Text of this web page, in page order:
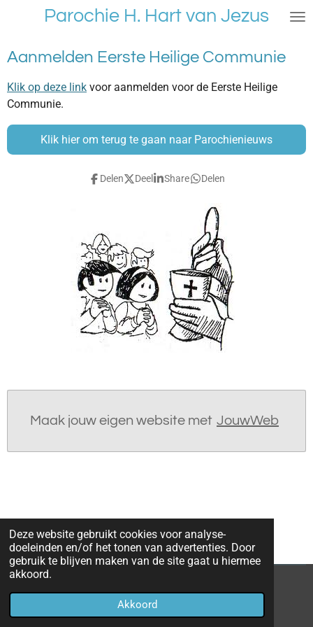
Deze website gebruikt cookies voor analyse-
doeleinden en/of het tonen van advertenties. Door
gebruik te blijven maken van de site gaat u hiermee
akkoord.
Akkoord
naar
de
hoofdinhoud
Parochie H. Hart van Jezus
Aanmelden Eerste Heilige Communie
Klik op deze link voor aanmelden voor de Eerste Heilige
Communie.
Klik hier om terug te gaan naar Parochienieuws
Delen Deel Share Delen
Maak jouw eigen website met JouwWeb